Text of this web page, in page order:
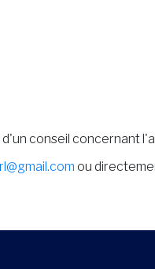
conseil concernant
ou